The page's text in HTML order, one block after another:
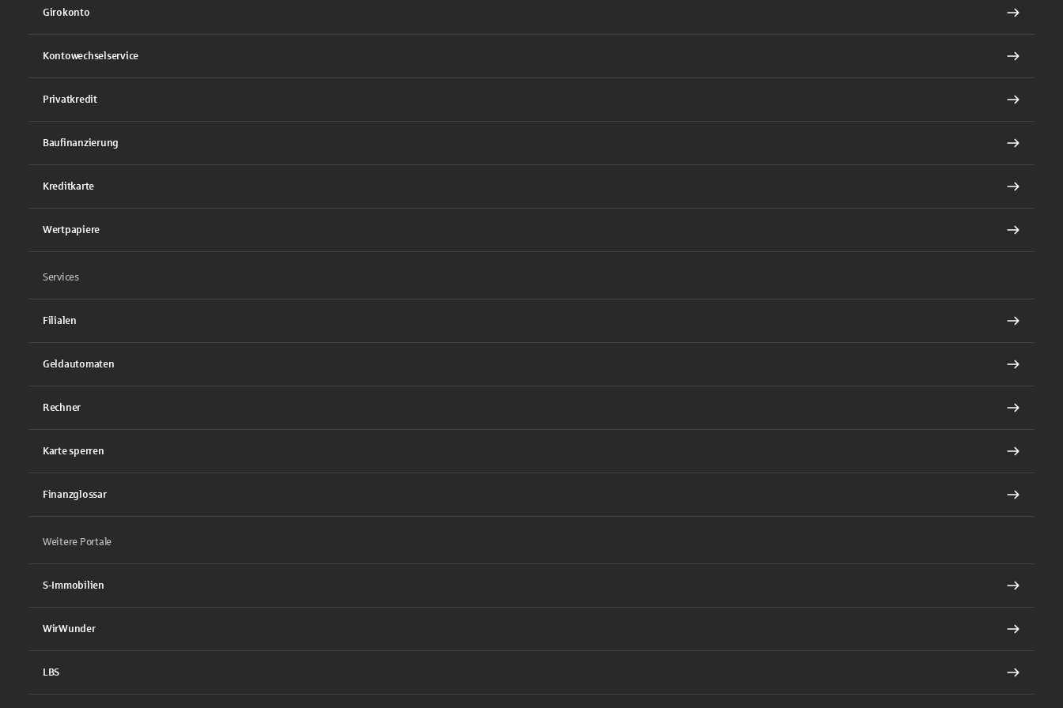
Girokonto
Kontowechselservice
Privatkredit
Baufinanzierung
Kreditkarte
Wertpapiere
Services
Filialen
Geldautomaten
Rechner
Karte sperren
Finanzglossar
Weitere Portale
S-Immobilien
WirWunder
LBS